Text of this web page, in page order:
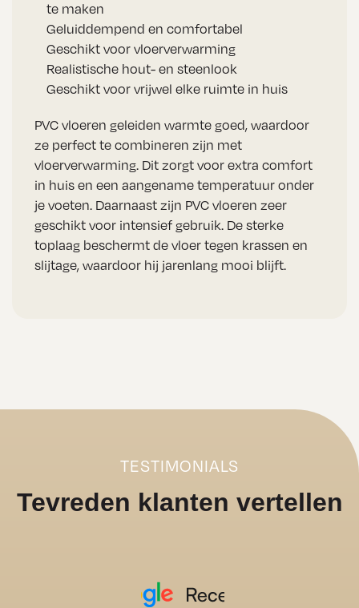
te maken
Geluiddempend en comfortabel
Geschikt voor vloerverwarming
Realistische hout- en steenlook
Geschikt voor vrijwel elke ruimte in huis
PVC vloeren geleiden warmte goed, waardoor
ze perfect te combineren zijn met
vloerverwarming. Dit zorgt voor extra comfort
in huis en een aangename temperatuur onder
je voeten. Daarnaast zijn PVC vloeren zeer
geschikt voor intensief gebruik. De sterke
toplaag beschermt de vloer tegen krassen en
slijtage, waardoor hij jarenlang mooi blijft.
TESTIMONIALS
Tevreden klanten vertellen